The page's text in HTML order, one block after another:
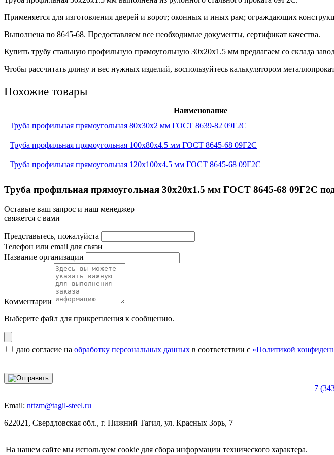
Применяется для изготовления дверей и ворот; оконных и иных рам; ограждающих
Выполнена по 8645-68. Предоставляем все необходимые документы, сертификат качества.
Купить трубу стальную профильную прямоугольную 30х20х1.5 мм предлагаем со склада
Чтобы рассчитать длину и вес нужных изделий, воспользуйтесь калькулятором
Похожие товары
Наименование
Труба профильная прямоугольная 80x30x2 мм ГОСТ 8639-82 09Г2С
Труба профильная прямоугольная 100x80x4.5 мм ГОСТ 8645-68 09Г2С
Труба профильная прямоугольная 120x100x4.5 мм ГОСТ 8645-68 09Г2С
Труба профильная прямоугольная 30x20x1.5 мм ГОСТ 8645-68 09Г2С
Оставьте ваш запрос и наш менеджер
свяжется с вами
Представьтесь, пожалуйста
Телефон или email для связи
Название организации
Комментарии
Выберите файл для прикрепления к сообщению.
даю согласие на обработку персональных данных в соответствии с «Политикой
+7
Email: nttzm@tagil-steel.ru
622021, Свердловская обл., г. Нижний Тагил, ул. Красных Зорь, 7
На нашем сайте мы используем cookie для сбора информации технического характера.